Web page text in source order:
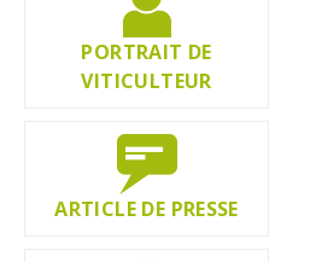
PORTRAIT DE
VITICULTEUR
ARTICLE DE PRESSE